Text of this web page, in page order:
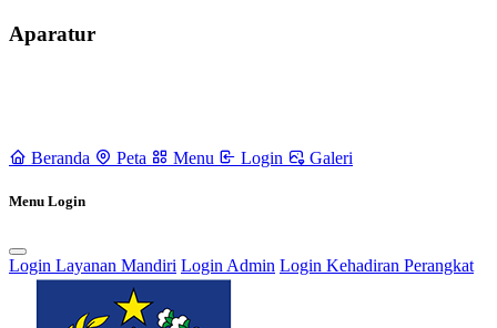
Rencana Pembangunan Jangka Menengah Desa (RPJMDes) dan
Rencana Kerja Pembangunan Desa (RKPDes)
Aparatur
Beranda Peta Menu Login Galeri
Menu Login
Login Layanan Mandiri Login Admin Login Kehadiran Perangkat